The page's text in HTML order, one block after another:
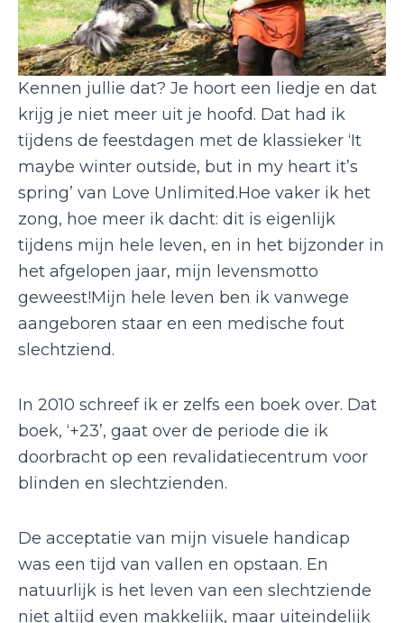
Kennen jullie dat? Je hoort een liedje en dat
krijg je niet meer uit je hoofd. Dat had ik
tijdens de feestdagen met de klassieker ‘It
maybe winter outside, but in my heart it’s
spring’ van Love Unlimited.Hoe vaker ik het
zong, hoe meer ik dacht: dit is eigenlijk
tijdens mijn hele leven, en in het bijzonder in
het afgelopen jaar, mijn levensmotto
geweest!Mijn hele leven ben ik vanwege
aangeboren staar en een medische fout
slechtziend.
In 2010 schreef ik er zelfs een boek over. Dat
boek, ‘+23’, gaat over de periode die ik
doorbracht op een revalidatiecentrum voor
blinden en slechtzienden.
De acceptatie van mijn visuele handicap
was een tijd van vallen en opstaan. En
natuurlijk is het leven van een slechtziende
niet altijd even makkelijk, maar uiteindelijk